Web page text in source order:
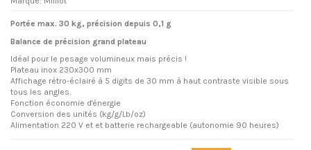
Portée max. 30 kg, précision depuis 0,1 g
Balance de précision grand plateau
Idéal pour le pesage volumineux mais précis !
Plateau inox 230x300 mm
Affichage rétro-éclairé à 5 digits de 30 mm à haut contraste visible sous
tous les angles.
Fonction économie d'énergie
Conversion des unités (kg/g/Lb/oz)
Alimentation 220 V et et batterie rechargeable (autonomie 90 heures)